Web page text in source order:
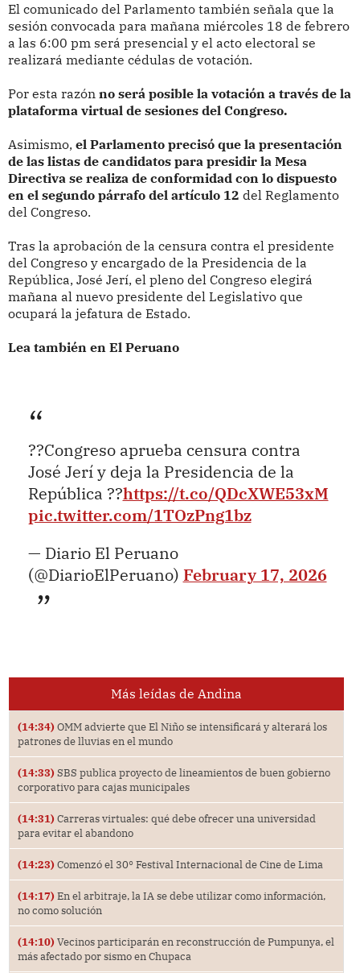
El comunicado del Parlamento también señala que la
sesión convocada para mañana miércoles 18 de febrero
a las 6:00 pm será presencial y el acto electoral se
realizará mediante cédulas de votación.
Por esta razón no será posible la votación a través de la
plataforma virtual de sesiones del Congreso.
Asimismo, el Parlamento precisó que la presentación
de las listas de candidatos para presidir la Mesa
Directiva se realiza de conformidad con lo dispuesto
en el segundo párrafo del artículo 12 del Reglamento
del Congreso.
Tras la aprobación de la censura contra el presidente
del Congreso y encargado de la Presidencia de la
República, José Jerí, el pleno del Congreso elegirá
mañana al nuevo presidente del Legislativo que
ocupará la jefatura de Estado.
Lea también en El Peruano
??Congreso aprueba censura contra
José Jerí y deja la Presidencia de la
República ??https://t.co/QDcXWE53xM
pic.twitter.com/1TOzPng1bz
— Diario El Peruano
(@DiarioElPeruano) February 17, 2026
Más leídas de Andina
(14:34) OMM advierte que El Niño se intensificará y alterará los
patrones de lluvias en el mundo
(14:33) SBS publica proyecto de lineamientos de buen gobierno
corporativo para cajas municipales
(14:31) Carreras virtuales: qué debe ofrecer una universidad
para evitar el abandono
(14:23) Comenzó el 30° Festival Internacional de Cine de Lima
(14:17) En el arbitraje, la IA se debe utilizar como información,
no como solución
(14:10) Vecinos participarán en reconstrucción de Pumpunya, el
más afectado por sismo en Chupaca